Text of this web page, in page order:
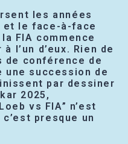
les années
et le face-à-face
FIA commence
l’un d’eux. Rien de
de conférence de
une succession de
par dessiner
2025,
vs FIA” n’est
presque un